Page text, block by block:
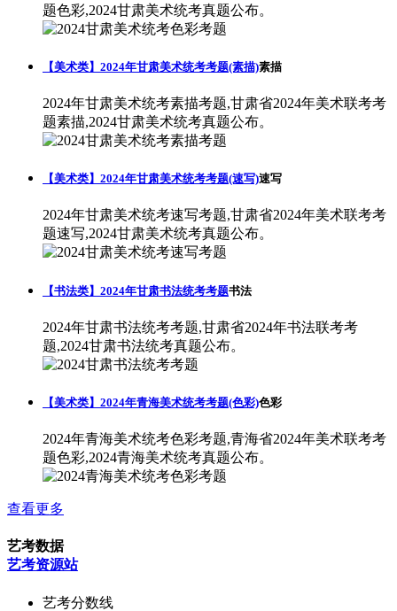
题色彩,2024甘肃美术统考真题公布。
【美术类】2024年甘肃美术统考考题(素描)素描
2024年甘肃美术统考素描考题,甘肃省2024年美术联考考
题素描,2024甘肃美术统考真题公布。
【美术类】2024年甘肃美术统考考题(速写)速写
2024年甘肃美术统考速写考题,甘肃省2024年美术联考考
题速写,2024甘肃美术统考真题公布。
【书法类】2024年甘肃书法统考考题书法
2024年甘肃书法统考考题,甘肃省2024年书法联考考
题,2024甘肃书法统考真题公布。
【美术类】2024年青海美术统考考题(色彩)色彩
2024年青海美术统考色彩考题,青海省2024年美术联考考
题色彩,2024青海美术统考真题公布。
查看更多
艺考数据
艺考资源站
艺考分数线